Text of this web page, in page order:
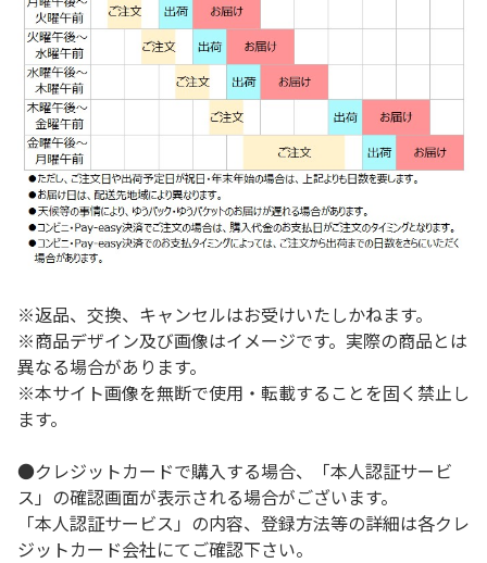
※返品、交換、キャンセルはお受けいたしかねます。
※商品デザイン及び画像はイメージです。実際の商品とは
異なる場合があります。
※本サイト画像を無断で使用・転載することを固く禁止し
ます。
●クレジットカードで購入する場合、「本人認証サービ
ス」の確認画面が表示される場合がございます。
「本人認証サービス」の内容、登録方法等の詳細は各クレ
ジットカード会社にてご確認下さい。